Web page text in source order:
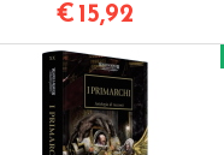
€ 15,92